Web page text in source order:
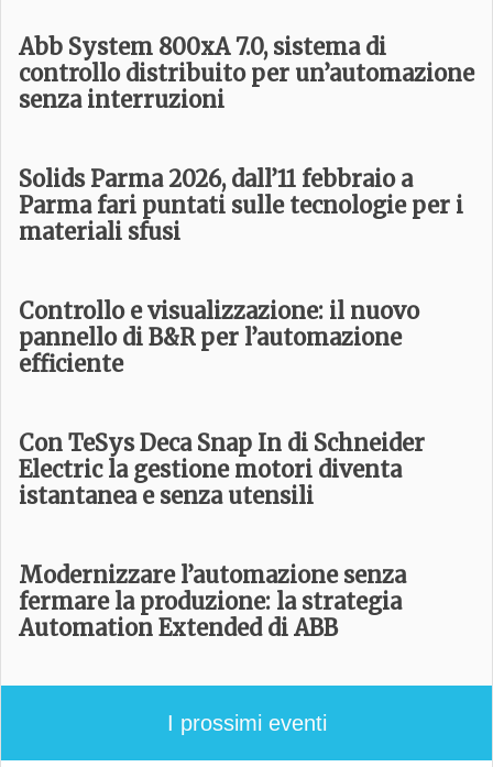
Abb System 800xA 7.0, sistema di
controllo distribuito per un’automazione
senza interruzioni
Solids Parma 2026, dall’11 febbraio a
Parma fari puntati sulle tecnologie per i
materiali sfusi
Controllo e visualizzazione: il nuovo
pannello di B&R per l’automazione
efficiente
Con TeSys Deca Snap In di Schneider
Electric la gestione motori diventa
istantanea e senza utensili
Modernizzare l’automazione senza
fermare la produzione: la strategia
Automation Extended di ABB
I prossimi eventi